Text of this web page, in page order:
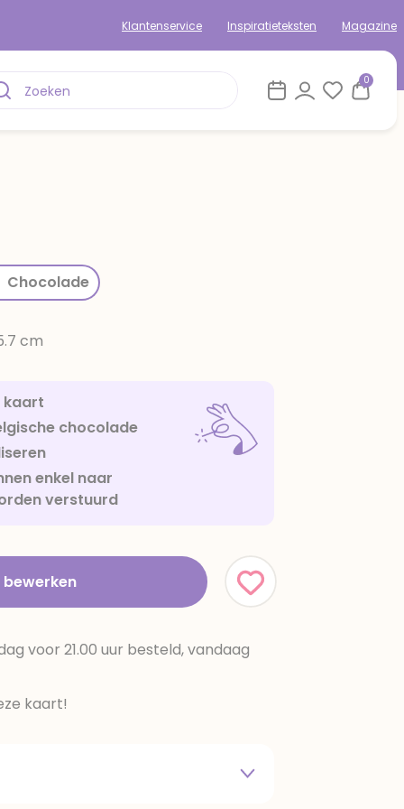
Klantenservice Inspiratieteksten Magazine
0
Chocolade
cm
kaart
chocolade
enkel naar
verstuurd
voor 21.00 uur besteld, vandaag
kaart!